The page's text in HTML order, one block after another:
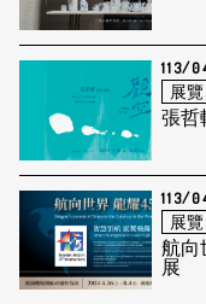
113/
展覽
張哲
113/
展覽
航向
展